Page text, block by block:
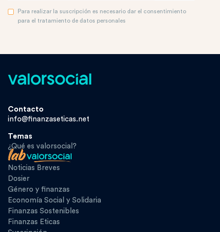
Para realizar la suscripción es necesario dar el consentimiento
para el tratamiento de datos personales
Contacto
info@finanzaseticas.net
Temas
¿Qué es valorsocial?
Noticias Breves
Dosier
Género y finanzas
Economía Social y Solidaria
Finanzas Sostenibles
Finanzas Eticas